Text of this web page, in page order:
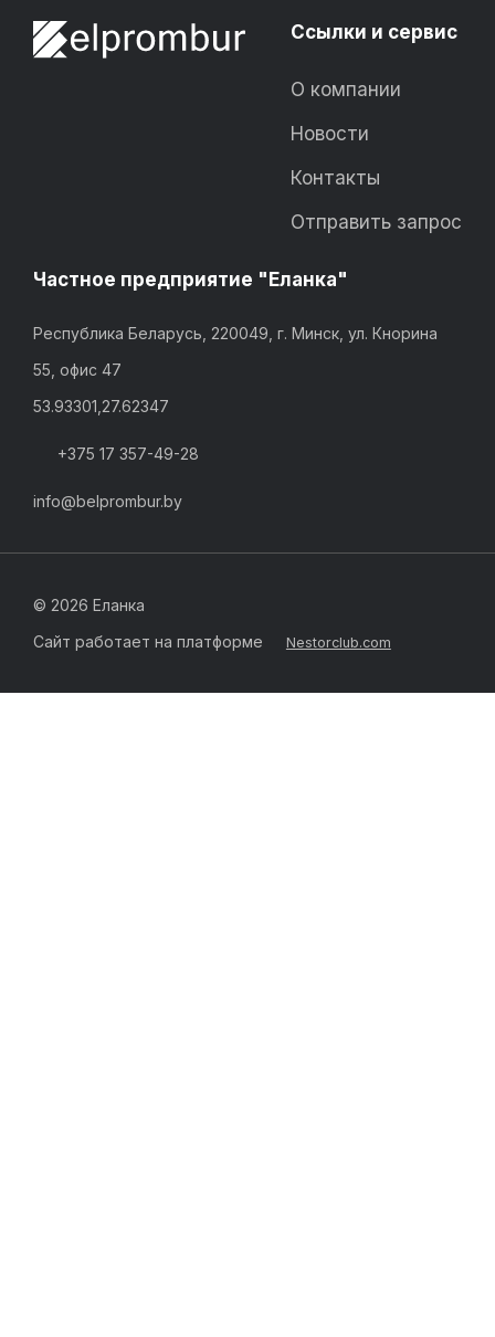
Ссылки и сервис
О компании
Новости
Контакты
Отправить запрос
Частное предприятие "Еланка"
Республика Беларусь, 220049, г. Минск, ул. Кнорина
55, офис 47
53.93301,27.62347
+375 17 357-49-28
info@belprombur.by
© 2026 Еланка
Сайт работает на платформе
Nestorclub.com